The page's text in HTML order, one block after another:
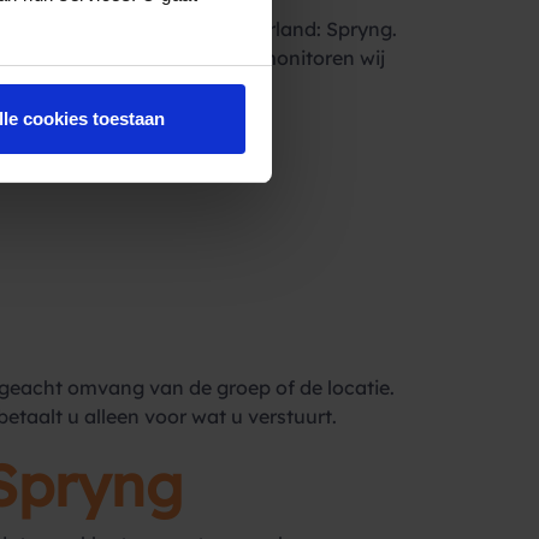
cookies toestaan
SMS provider van Nederland: Spryng.
Dagelijks versturen en monitoren wij
omvang van de groep of de locatie.
u alleen voor wat u verstuurt.